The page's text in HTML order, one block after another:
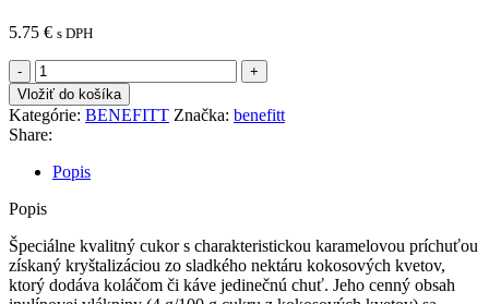
5.75 € s DPH
množstvo
BENEFITT
CUKOR
Z
KOKOSOVÝCH
KVETOV
500G
Vložiť do košíka
Kategórie: BENEFITT Značka: benefitt
Share:
Popis
Popis
Špeciálne kvalitný cukor s charakteristickou karamelovou príchuťou
získaný kryštalizáciou zo sladkého nektáru kokosových kvetov,
ktorý dodáva koláčom či káve jedinečnú chuť. Jeho cenný obsah